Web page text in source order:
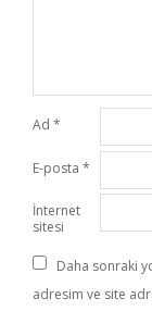
Ad *
E-posta *
İnternet
sitesi
Daha sonraki
adresim ve site